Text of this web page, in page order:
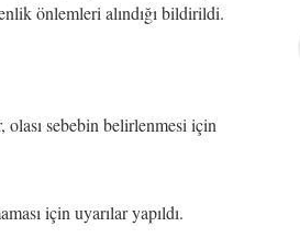
önlemleri alındığı bildirildi.
olası sebebin belirlenmesi için
için uyarılar yapıldı.